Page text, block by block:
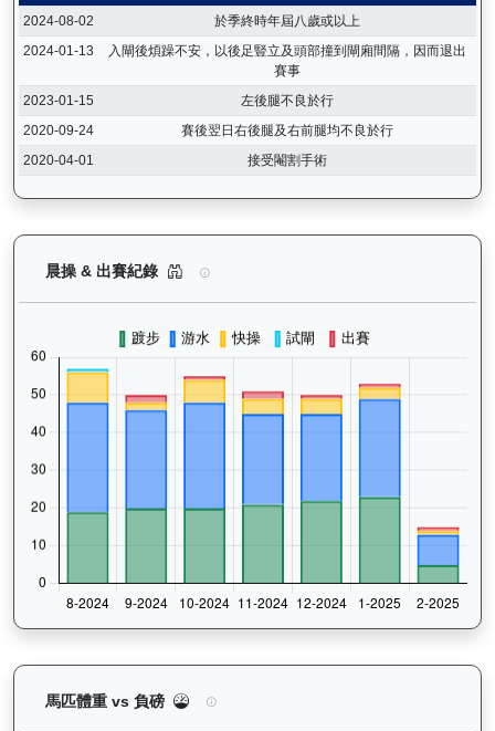
2024-08-02
於季終時年屆八歲或以上
2024-01-13
入閘後煩躁不安，以後足豎立及頭部撞到閘廂間隔，因而退出
賽事
2023-01-15
左後腿不良於行
2020-09-24
賽後翌日右後腿及右前腿均不良於行
2020-04-01
接受閹割手術
晨操 & 出賽紀錄 精彩勇士（D387）— 晨操及出賽紀錄圖
馬匹體重 vs 負磅 精彩勇士（D387）— 馬匹體重與負磅